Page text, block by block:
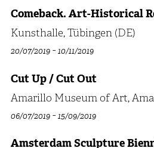
Comeback. Art-Historical
Kunsthalle, Tübingen (DE)
20/07/2019-10/11/2019
Cut Up / Cut Out
Amarillo Museum of Art,
06/07/2019-15/09/2019
Amsterdam Sculpture